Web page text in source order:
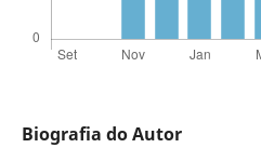
Biografia do Autor